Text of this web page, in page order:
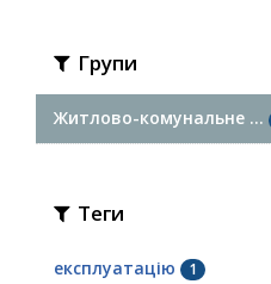
Групи
Житлово-комунальне ...
Теги
експлуатацію 1